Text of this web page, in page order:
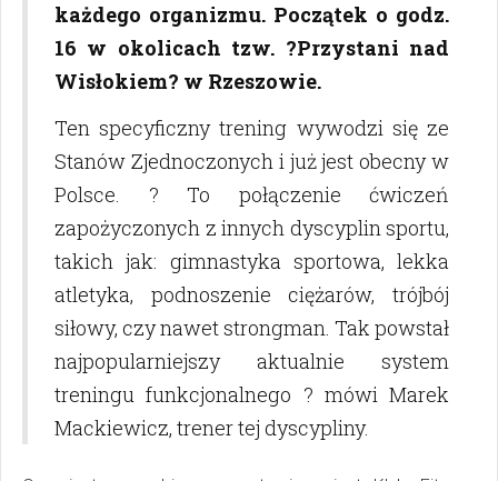
każdego organizmu. Początek o godz.
16 w okolicach tzw. ?Przystani nad
Wisłokiem? w Rzeszowie.
Ten specyficzny trening wywodzi się ze
Stanów Zjednoczonych i już jest obecny w
Polsce. ? To połączenie ćwiczeń
zapożyczonych z innych dyscyplin sportu,
takich jak: gimnastyka sportowa, lekka
atletyka, podnoszenie ciężarów, trójbój
siłowy, czy nawet strongman. Tak powstał
najpopularniejszy aktualnie system
treningu funkcjonalnego ? mówi Marek
Mackiewicz, trener tej dyscypliny.